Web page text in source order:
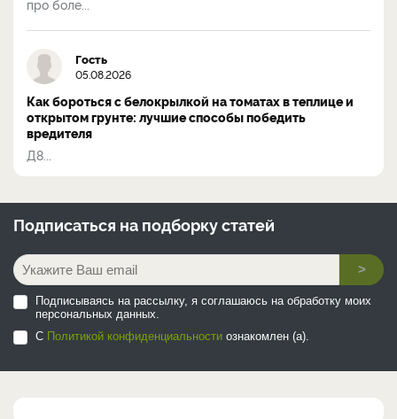
про боле...
Гость
05.08.2026
Как бороться с белокрылкой на томатах в теплице и
открытом грунте: лучшие способы победить
вредителя
Д8...
Подписаться на подборку статей
>
Подписываясь на рассылку, я соглашаюсь на обработку моих
персональных данных.
С Политикой конфиденциальности ознакомлен (а).